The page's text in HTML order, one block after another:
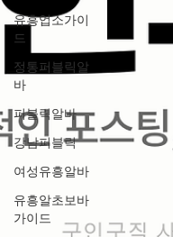
유흥업소가이
드
정통퍼블릭알
바
퍼블릭알바
강남퍼블릭
여성유흥알바
유흥알초보바
가이드